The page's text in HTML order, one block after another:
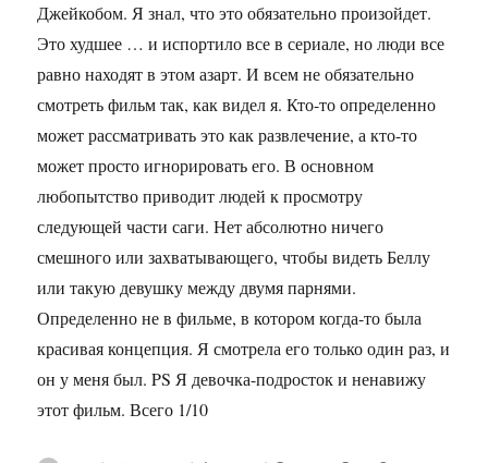
Джейкобом. Я знал, что это обязательно произойдет.
Это худшее … и испортило все в сериале, но люди все
равно находят в этом азарт. И всем не обязательно
смотреть фильм так, как видел я. Кто-то определенно
может рассматривать это как развлечение, а кто-то
может просто игнорировать его. В основном
любопытство приводит людей к просмотру
следующей части саги. Нет абсолютно ничего
смешного или захватывающего, чтобы видеть Беллу
или такую ​​девушку между двумя парнями.
Определенно не в фильме, в котором когда-то была
красивая концепция. Я смотрела его только один раз, и
он у меня был. PS Я девочка-подросток и ненавижу
этот фильм. Всего 1/10